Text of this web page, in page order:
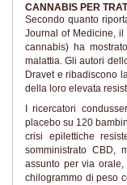
CANNABIS PER
Secondo quanto
Journal of Medicine,
cannabis) ha
malattia. Gli autori
Dravet e ribadiscono
della loro elevata
I ricercatori
placebo su 120
crisi epilettiche
somministrato CBD,
assunto per via
chilogrammo di peso